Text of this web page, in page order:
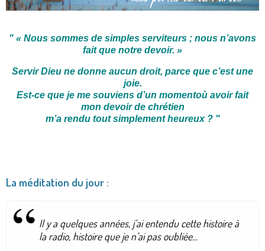
" « Nous sommes de simples serviteurs ; nous n’avons
fait que notre devoir. »
Servir Dieu ne donne aucun droit, parce que c’est une
joie.
Est-ce que je me souviens d’un momentoù avoir fait
mon devoir de chrétien
m’a rendu tout simplement heureux ? "
La méditation du jour :
Il y a quelques années, j’ai entendu cette histoire à
la radio, histoire que je n’ai pas oubliée...